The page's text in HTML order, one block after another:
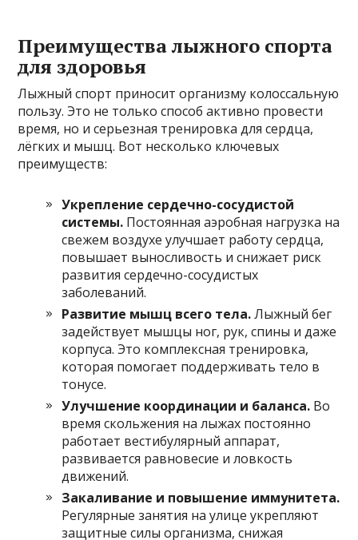
Преимущества лыжного спорта
для здоровья
Лыжный спорт приносит организму колоссальную
пользу. Это не только способ активно провести
время, но и серьезная тренировка для сердца,
лёгких и мышц. Вот несколько ключевых
преимуществ:
Укрепление сердечно-сосудистой
системы. Постоянная аэробная нагрузка на
свежем воздухе улучшает работу сердца,
повышает выносливость и снижает риск
развития сердечно-сосудистых
заболеваний.
Развитие мышц всего тела.Лыжный бег
задействует мышцы ног, рук, спины и даже
корпуса. Это комплексная тренировка,
которая помогает поддерживать тело в
тонусе.
Улучшение координации и баланса. Во
время скольжения на лыжах постоянно
работает вестибулярный аппарат,
развивается равновесие и ловкость
движений.
Закаливание и повышение иммунитета.
Регулярные занятия на улице укрепляют
защитные силы организма, снижая